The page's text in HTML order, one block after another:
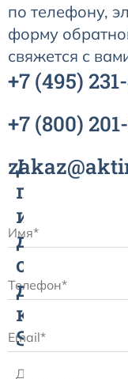
Датчик
и
датчик
сатурации
для
контроля
SpO2
Датчик
по телефону,
форму
свяжется с
+7 (495)
+7 (800)